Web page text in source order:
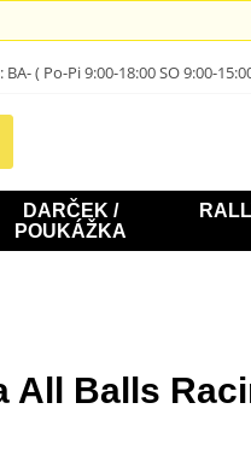
( Po-Pi 9:00-18:00 SO 9:00-
DARČEK /
POUKÁŽKA
All Balls